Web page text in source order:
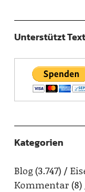
Unterstützt
Kategorien
Blog(3.747)
Kommentar(8)